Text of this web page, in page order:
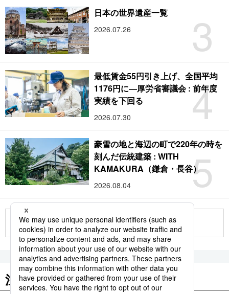
3
日本の世界遺産一覧
2026.07.26
4
最低賃金55円引き上げ、全国平均
1176円に―厚労省審議会 : 前年度
実績を下回る
2026.07.30
5
豪雪の地と海辺の町で220年の時を
刻んだ伝統建築 : WITH
KAMAKURA（鎌倉・長谷）
2026.08.04
もっと見る
注目のキーワード